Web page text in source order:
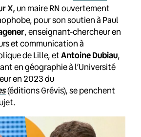
X,un maire RN ouvertement
pour son soutien à Paul
, enseignant-chercheur en
et communication à
de Lille, etAntoine Dubiau,
en géographie à l’Université
en 2023 du
(éditions Grévis), se penchent